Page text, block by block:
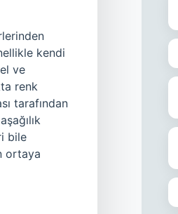
kendi
ve
renk
tarafından
bile
ortaya